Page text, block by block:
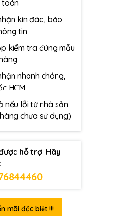
toán
kín đáo, bảo
tin
kiểm tra đúng mẫu
nhanh chóng,
HCM
nếu lỗi từ nhà sản
chưa sử dụng)
hỗ trợ. Hãy
mãi đặc biệt !!!